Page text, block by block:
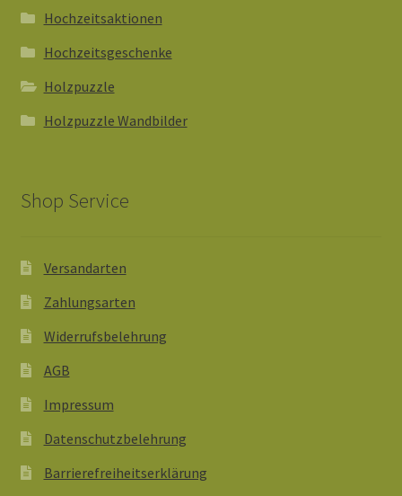
Hochzeitsaktionen
Hochzeitsgeschenke
Holzpuzzle
Holzpuzzle Wandbilder
Shop Service
Versandarten
Zahlungsarten
Widerrufsbelehrung
AGB
Impressum
Datenschutzbelehrung
Barrierefreiheitserklärung